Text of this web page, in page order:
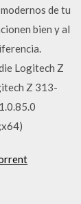
de tu
bien y al
Logitech Z
Z 313-